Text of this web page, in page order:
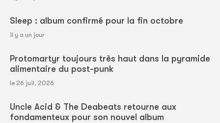
Sleep : album confirmé pour la fin octobre
il y a un jour
Protomartyr toujours très haut dans la pyramide
alimentaire du post-punk
le 26 juil. 2026
Uncle Acid & The Deabeats retourne aux
fondamenteux pour son nouvel album